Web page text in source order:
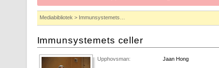
Mediabibliotek > Immunsystemets…
Immunsystemets celler
Upphovsman: Jaan Hong